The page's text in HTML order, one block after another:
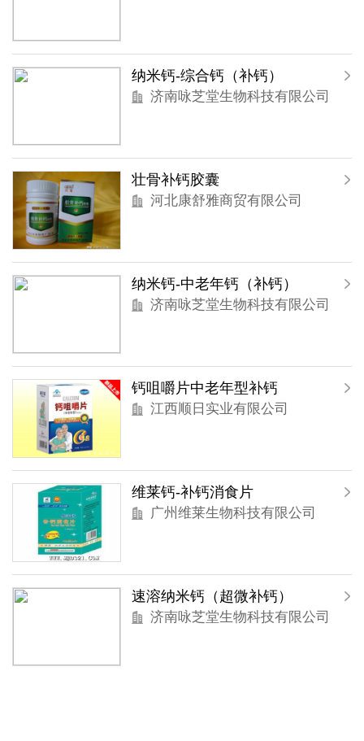
纳米钙-综合钙（补钙）
济南咏芝堂生物科技有限公司
壮骨补钙胶囊
河北康舒雅商贸有限公司
纳米钙-中老年钙（补钙）
济南咏芝堂生物科技有限公司
钙咀嚼片中老年型补钙
江西顺日实业有限公司
维莱钙-补钙消食片
广州维莱生物科技有限公司
速溶纳米钙（超微补钙）
济南咏芝堂生物科技有限公司